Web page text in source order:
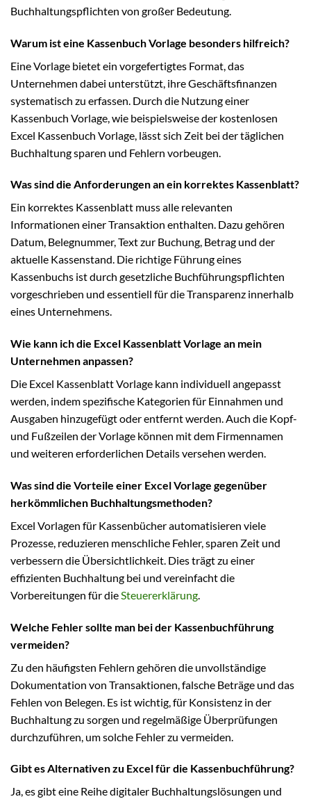
Buchhaltungspflichten von großer Bedeutung.
Warum ist eine Kassenbuch Vorlage besonders hilfreich?
Eine Vorlage bietet ein vorgefertigtes Format, das
Unternehmen dabei unterstützt, ihre Geschäftsfinanzen
systematisch zu erfassen. Durch die Nutzung einer
Kassenbuch Vorlage, wie beispielsweise der kostenlosen
Excel Kassenbuch Vorlage, lässt sich Zeit bei der täglichen
Buchhaltung sparen und Fehlern vorbeugen.
Was sind die Anforderungen an ein korrektes Kassenblatt?
Ein korrektes Kassenblatt muss alle relevanten
Informationen einer Transaktion enthalten. Dazu gehören
Datum, Belegnummer, Text zur Buchung, Betrag und der
aktuelle Kassenstand. Die richtige Führung eines
Kassenbuchs ist durch gesetzliche Buchführungspflichten
vorgeschrieben und essentiell für die Transparenz innerhalb
eines Unternehmens.
Wie kann ich die Excel Kassenblatt Vorlage an mein
Unternehmen anpassen?
Die Excel Kassenblatt Vorlage kann individuell angepasst
werden, indem spezifische Kategorien für Einnahmen und
Ausgaben hinzugefügt oder entfernt werden. Auch die Kopf-
und Fußzeilen der Vorlage können mit dem Firmennamen
und weiteren erforderlichen Details versehen werden.
Was sind die Vorteile einer Excel Vorlage gegenüber
herkömmlichen Buchhaltungsmethoden?
Excel Vorlagen für Kassenbücher automatisieren viele
Prozesse, reduzieren menschliche Fehler, sparen Zeit und
verbessern die Übersichtlichkeit. Dies trägt zu einer
effizienten Buchhaltung bei und vereinfacht die
Vorbereitungen für dieSteuererklärung.
Welche Fehler sollte man bei der Kassenbuchführung
vermeiden?
Zu den häufigsten Fehlern gehören die unvollständige
Dokumentation von Transaktionen, falsche Beträge und das
Fehlen von Belegen. Es ist wichtig, für Konsistenz in der
Buchhaltung zu sorgen und regelmäßige Überprüfungen
durchzuführen, um solche Fehler zu vermeiden.
Gibt es Alternativen zu Excel für die Kassenbuchführung?
Ja, es gibt eine Reihe digitaler Buchhaltungslösungen und